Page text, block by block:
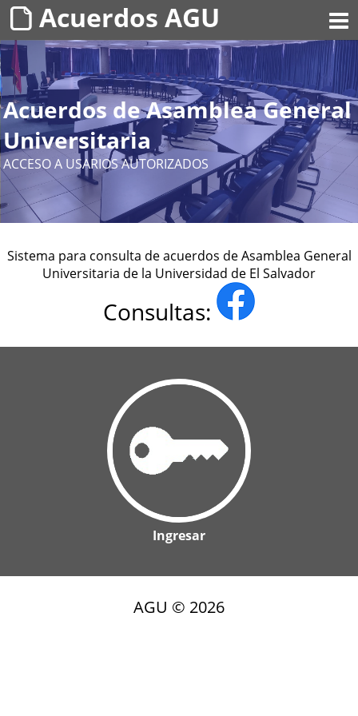
Acuerdos AGU
Acuerdos de Asamblea General
Universitaria
ACCESO A USARIOS AUTORIZADOS
Sistema para consulta de acuerdos de Asamblea General
Universitaria de la Universidad de El Salvador
Consultas:
Ingresar
AGU © 2026